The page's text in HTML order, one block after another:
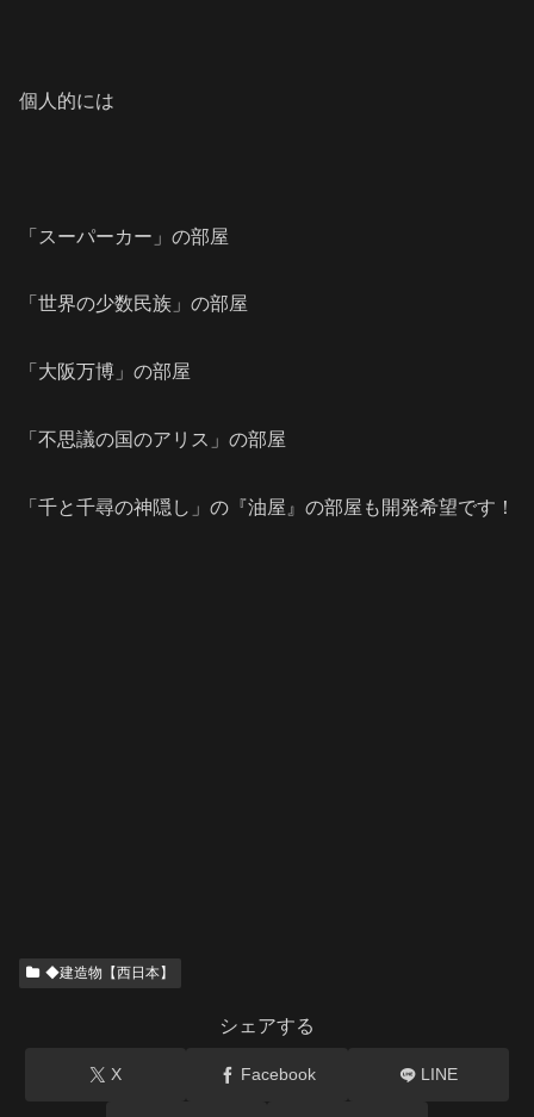
個人的には
「スーパーカー」の部屋
「世界の少数民族」の部屋
「大阪万博」の部屋
「不思議の国のアリス」の部屋
「千と千尋の神隠し」の『油屋』の部屋も開発希望です！
◆建造物【西日本】
シェアする
X Facebook LINE